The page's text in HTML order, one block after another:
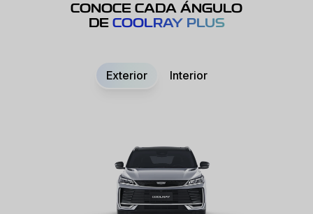
CONOCE CADA ÁNGULO
DE COOLRAY PLUS
Exterior Interior